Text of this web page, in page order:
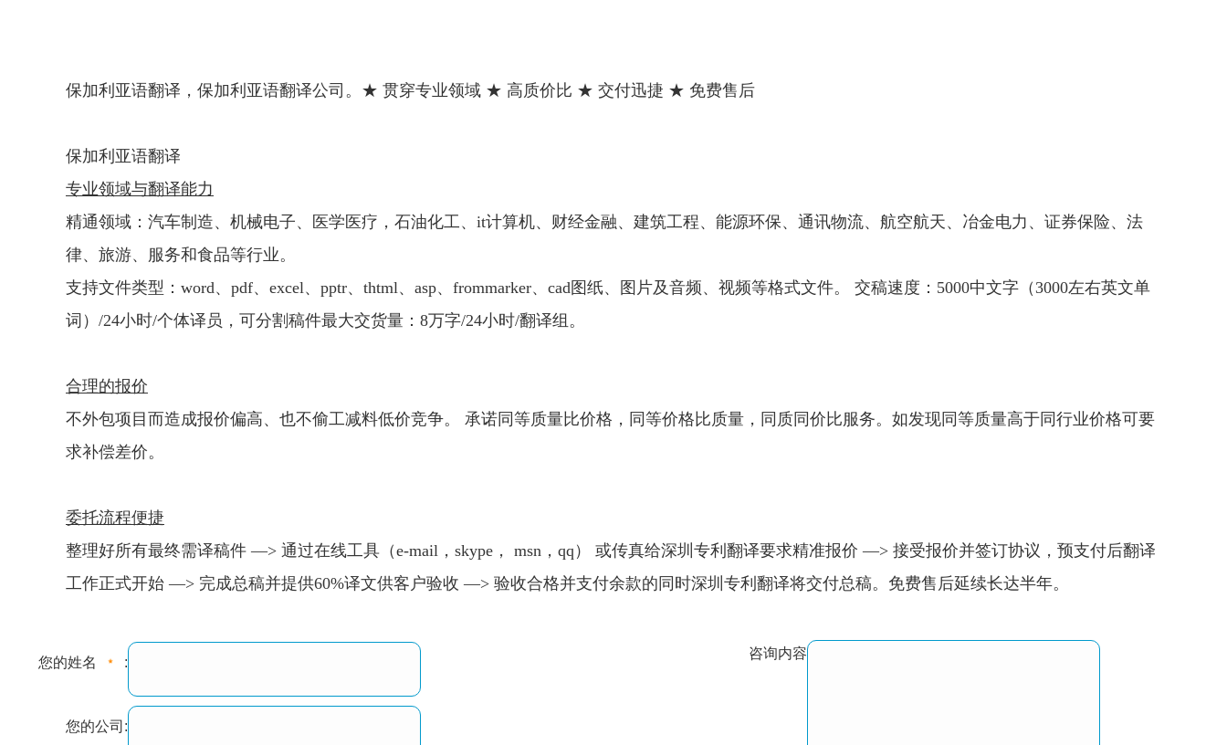
保加利亚语翻译，保加利亚语翻译公司。★ 贯穿专业领域 ★ 高质价比 ★ 交付迅捷 ★ 免费售后
保加利亚语翻译
专业领域与翻译能力
精通领域：汽车制造、机械电子、医学医疗，石油化工、it计算机、财经金融、建筑工程、能源环保、通讯物流、航空航天、冶金电力、证券保险、法
律、旅游、服务和食品等行业。
支持文件类型：word、pdf、excel、pptr、thtml、asp、frommarker、cad图纸、图片及音频、视频等格式文件。 交稿速度：5000中文字（3000左右英文单
词）/24小时/个体译员，可分割稿件最大交货量：8万字/24小时/翻译组。
合理的报价
不外包项目而造成报价偏高、也不偷工减料低价竞争。 承诺同等质量比价格，同等价格比质量，同质同价比服务。如发现同等质量高于同行业价格可要
求补偿差价。
委托流程便捷
整理好所有最终需译稿件 —> 通过在线工具（e-mail，skype， msn，qq） 或传真给深圳专利翻译要求精准报价 —> 接受报价并签订协议，预支付后翻译
工作正式开始 —> 完成总稿并提供60%译文供客户验收 —> 验收合格并支付余款的同时深圳专利翻译将交付总稿。免费售后延续长达半年。
您的姓名 :
您的公司:
咨询内容